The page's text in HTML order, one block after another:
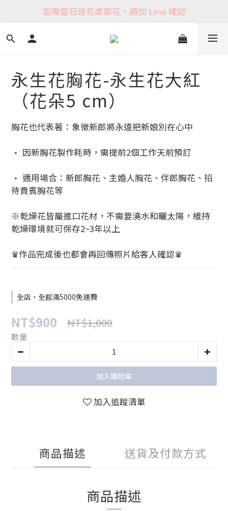
如需當日送花或取花，請加 Line 確認
永生花胸花-永生花大紅
（花朵5 cm）
胸花也代表著：象徵新郎將永遠把新娘別在心中
• 因新胸花製作耗時，需提前2個工作天前預訂
• 適用場合：新郎胸花、主婚人胸花、伴郎胸花、招
待貴賓胸花等
※乾燥花皆屬進口花材，不需要澆水和曬太陽，維持
乾燥環境就可保存2~3年以上
♛作品完成後也都會再回傳照片給客人確認♛
全店，全館滿5000免運費
NT$900 NT$1,000
數量
加入購物車
加入追蹤清單
商品描述 送貨及付款方式
商品描述